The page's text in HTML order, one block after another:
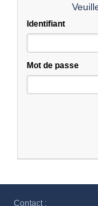
Identifiant
Mot de passe
Contact :